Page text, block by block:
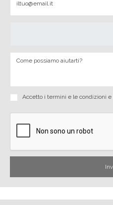
Accetto i termini e le condizioni e